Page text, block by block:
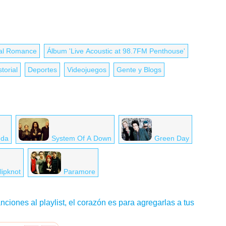
Romance Álbum 'Live Acoustic at 98.7FM Penthouse'
Deportes Videojuegos Gente y Blogs
System Of A Down Green Day
Paramore
al playlist, el corazón es para agregarlas a tus